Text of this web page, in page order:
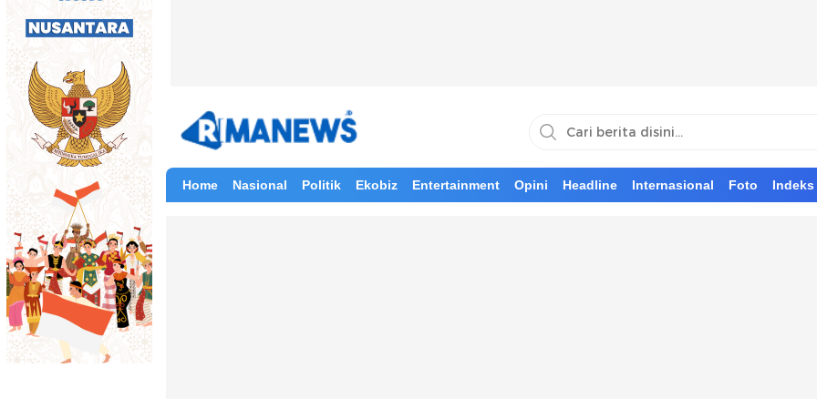
Home Nasional Politik Ekobiz Entertainment Opini Headline Internasional Foto Indeks